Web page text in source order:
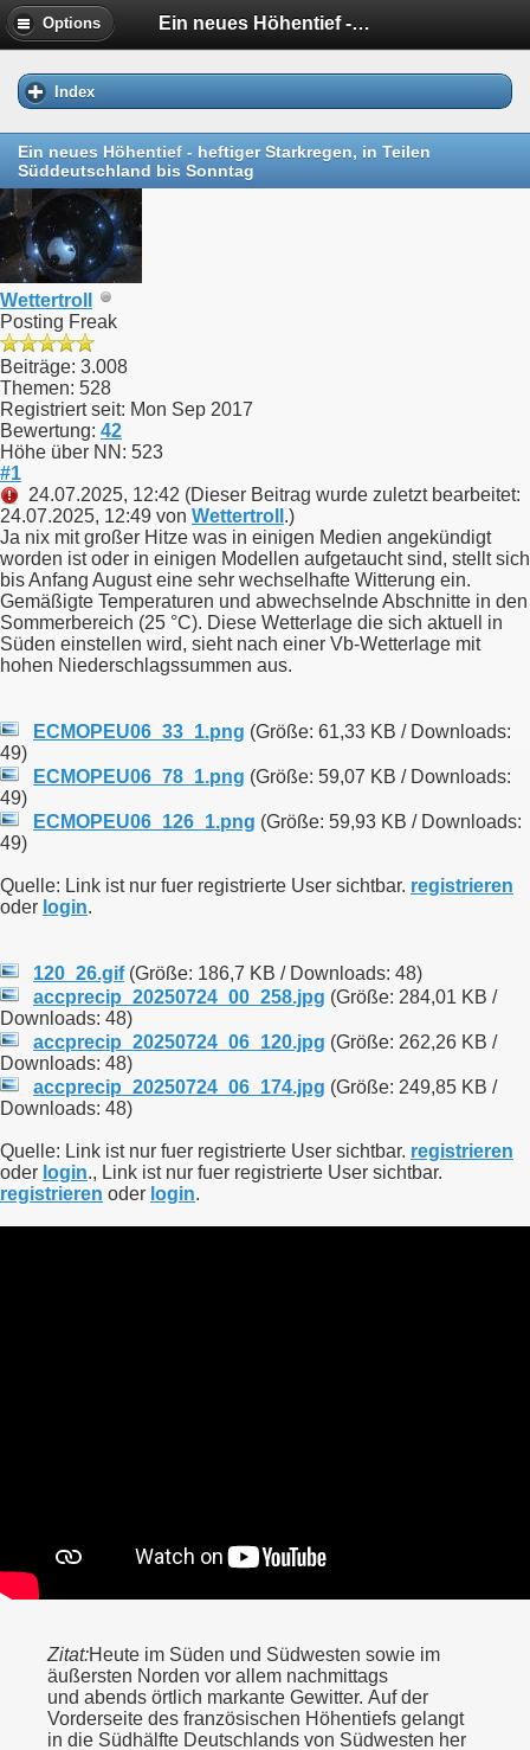
Options Ein neues Höhentief - heftiger Starkregen, in Teilen Süddeutschland bis Sonntag
Index
Ein neues Höhentief - heftiger Starkregen, in Teilen
Süddeutschland bis Sonntag
Wettertroll
Posting Freak
Beiträge: 3.008
Themen: 528
Registriert seit: Mon Sep 2017
Bewertung: 42
Höhe über NN: 523
#1
24.07.2025, 12:42 (Dieser Beitrag wurde zuletzt bearbeitet:
24.07.2025, 12:49 von Wettertroll .)
Ja nix mit großer Hitze was in einigen Medien angekündigt
worden ist oder in einigen Modellen aufgetaucht sind, stellt sich
bis Anfang August eine sehr wechselhafte Witterung ein.
Gemäßigte Temperaturen und abwechselnde Abschnitte in den
Sommerbereich (25 °C). Diese Wetterlage die sich aktuell in
Süden einstellen wird, sieht nach einer Vb-Wetterlage mit
hohen Niederschlagssummen aus.
ECMOPEU06_33_1.png (Größe: 61,33 KB / Downloads:
49)
ECMOPEU06_78_1.png (Größe: 59,07 KB / Downloads:
49)
ECMOPEU06_126_1.png (Größe: 59,93 KB / Downloads:
49)
Quelle: Link ist nur fuer registrierte User sichtbar. registrieren
oder login.
120_26.gif(Größe: 186,7 KB / Downloads: 48)
accprecip_20250724_00_258.jpg (Größe: 284,01 KB /
Downloads: 48)
accprecip_20250724_06_120.jpg (Größe: 262,26 KB /
Downloads: 48)
accprecip_20250724_06_174.jpg (Größe: 249,85 KB /
Downloads: 48)
Quelle: Link ist nur fuer registrierte User sichtbar. registrieren
oder login., Link ist nur fuer registrierte User sichtbar.
registrieren oder login.
Zitat:Heute im Süden und Südwesten sowie im
äußersten Norden vor allem nachmittags
und abends örtlich markante Gewitter. Auf der
Vorderseite des französischen Höhentiefs gelangt
in die Südhälfte Deutschlands von Südwesten her